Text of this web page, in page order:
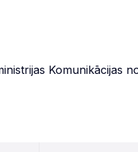
Komunikācijas